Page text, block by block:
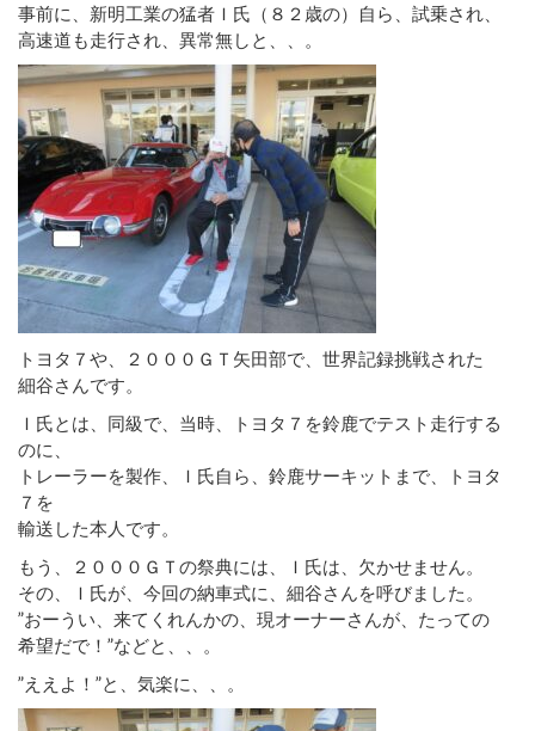
事前に、新明工業の猛者Ｉ氏（８２歳の）自ら、試乗され、
高速道も走行され、異常無しと、、。
トヨタ７や、２０００ＧＴ矢田部で、世界記録挑戦された
細谷さんです。
Ｉ氏とは、同級で、当時、トヨタ７を鈴鹿でテスト走行する
のに、
トレーラーを製作、Ｉ氏自ら、鈴鹿サーキットまで、トヨタ
７を
輸送した本人です。
もう、２０００ＧＴの祭典には、Ｉ氏は、欠かせません。
その、Ｉ氏が、今回の納車式に、細谷さんを呼びました。
”おーうい、来てくれんかの、現オーナーさんが、たっての
希望だで！”などと、、。
”ええよ！”と、気楽に、、。